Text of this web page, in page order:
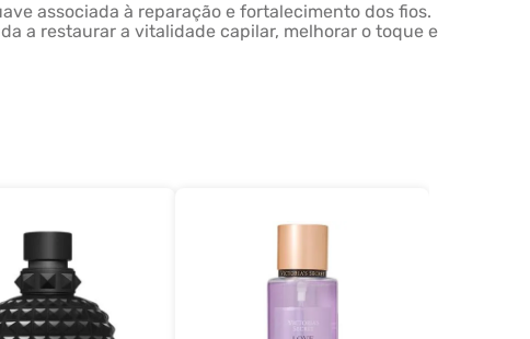
associada à reparação e fortalecimento dos fios.
a restaurar a vitalidade capilar, melhorar o toque e